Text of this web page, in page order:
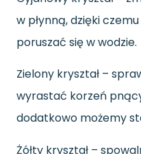
w płynną, dzięki
poruszać się w wodzie.
Zielony kryształ –
wyrastać korzeń
dodatkowo możemy
Żółty kryształ –